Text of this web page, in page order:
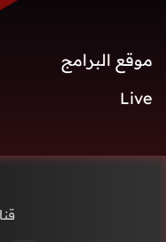
موقع البرامج
Live